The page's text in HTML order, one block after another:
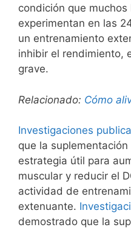
condición que
experimentan en las
un entrenamiento
inhibir el rendimiento,
grave.
Relacionado: Cómo
Investigaciones
que la
estrategia útil para
muscular y reducir el
actividad de
extenuante.
demostrado que la